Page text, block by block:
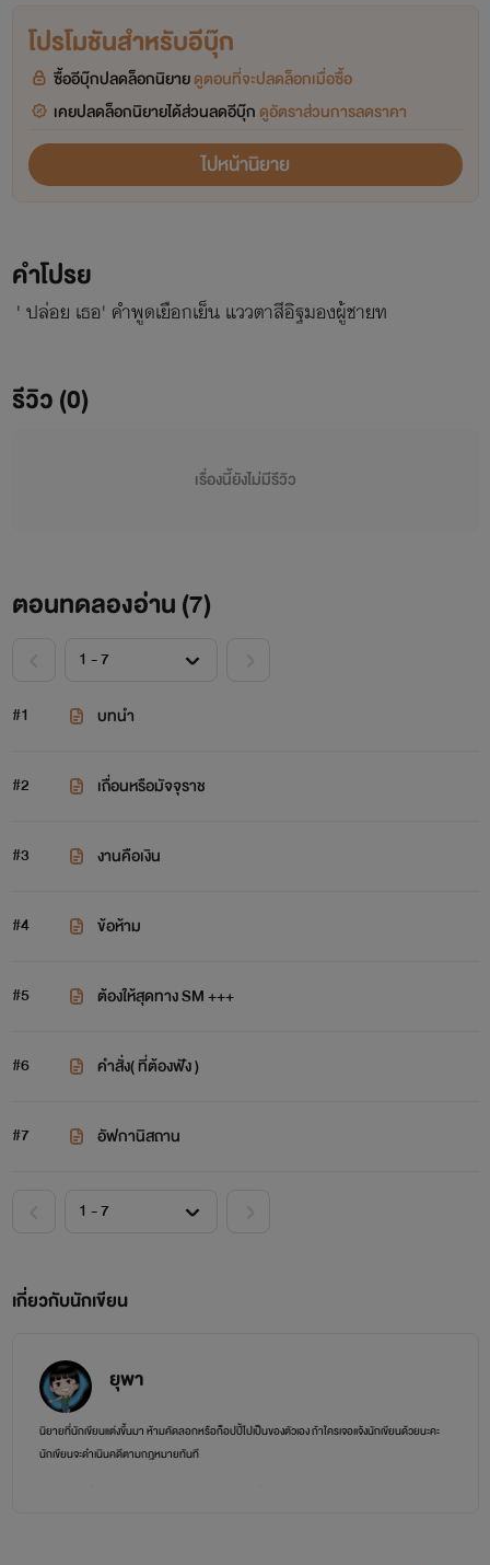
โปรโมชันสำหรับอีบุ๊ก
ซื้ออีบุ๊กปลดล็อกนิยายดูตอนที่จะปลดล็อกเมื่อซื้อ
เคยปลดล็อกนิยายได้ส่วนลดอีบุ๊ก ดูอัตราส่วนการลดราคา
ไปหน้านิยาย
คำโปรย
' ปล่อย เธอ' คำพูดเยือกเย็น แววตาสีอิฐมองผู้ชายท
รีวิว (0)
เรื่องนี้ยังไม่มีรีวิว
ตอนทดลองอ่าน (7)
#1 บทนำ
#2 เถื่อนหรือมัจจุราช
#3 งานคือเงิน
#4 ข้อห้าม
#5 ต้องให้สุดทาง SM +++
#6 คำสั่ง( ที่ต้องฟัง )
#7 อัฟกานิสถาน
เกี่ยวกับนักเขียน
ยุพา
นิยายที่นักเขียนแต่งขึ้นมา ห้ามคัดลอกหรือก็อปปี้ไปเป็นของตัวเอง ถ้าใครเจอเเจ้งนักเขียนด้วยนะคะ
นักเขียนจะดำเนินคดีตามกฎหมายทันที